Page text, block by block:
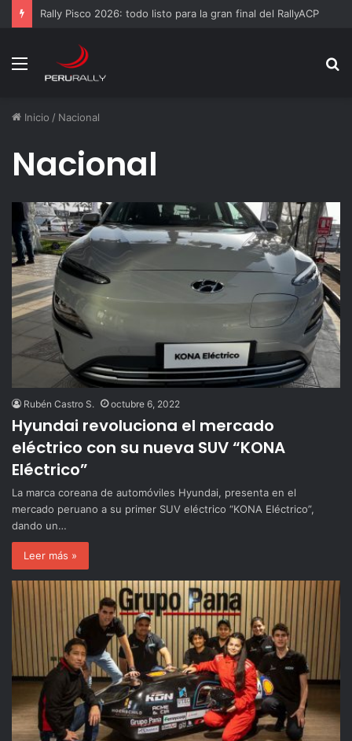
Rally Pisco 2026: todo listo para la gran final del RallyACP
Menú
Inicio / Nacional
Nacional
Rubén Castro S. octubre 6, 2022
Hyundai revoluciona el mercado
eléctrico con su nueva SUV “KONA
Eléctrico”
La marca coreana de automóviles Hyundai, presenta en el
mercado peruano a su primer SUV eléctrico “KONA Eléctrico”,
dando un…
Leer más »